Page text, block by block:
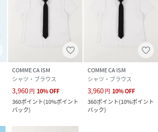
COMME CA ISM
シャツ・ブラウス
3,960円 10%OFF
360ポイント(10%ポイント
バック)
COMME CA ISM
シャツ・ブラウス
3,960円 10%OFF
360ポイント(10%ポイント
バック)